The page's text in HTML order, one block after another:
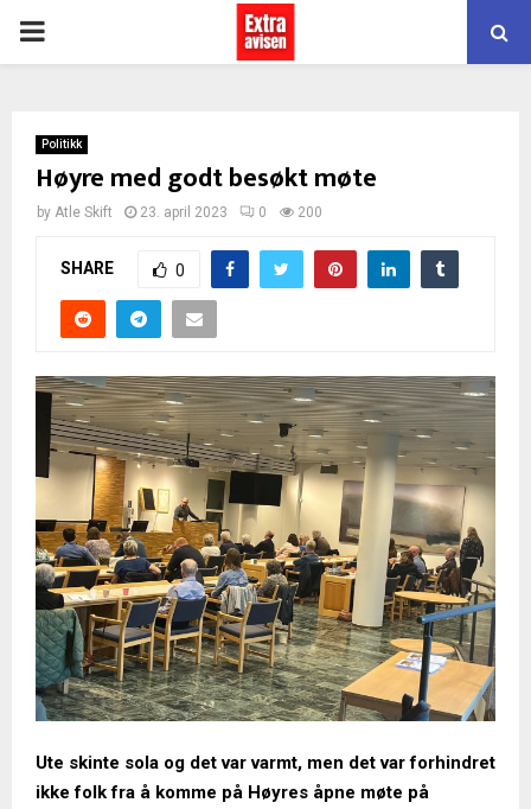
PRIMARY
Politikk
Høyre med godt besøkt møte
by Atle Skift 23. april 2023 0 200
SHARE 0
Ute skinte sola og det var varmt, men det var forhindret
ikke folk fra å komme på Høyres åpne møte på